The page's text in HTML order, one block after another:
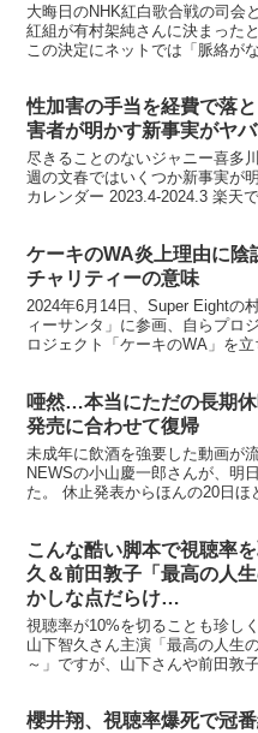
大晦日のNHK紅白歌合戦の司会
紅組が有村架純さんに決まった
この決定にネットでは「脈絡が
性加害の手当を経費で落
害者が明かす新事実がヤ
尽きることのないジャニー喜多
週の文春ではいくつか新事実が
カレンダー 2023.4-2024.3 楽天
ケーキのWA炎上理由に陰
チャリティーの意味
2024年6月14日、Super Eightの
ィーサンタ」に参画、自らプロ
ロジェクト「ケーキのWA」を
唖然…本当にただの長期
発売に合わせて復帰
未成年に飲酒を強要した動画が
NEWSの小山慶一郎さんが、明
た。 休止発表からほんの20日
こんな酷い脚本で視聴率
久＆前田敦子「最高の人
かしな点だらけ…
視聴率が10%を切ることも珍し
山下智久さん主演「最高の人生
～」ですが、山下さんや前田敦
櫻井翔、視聴率爆死で冠